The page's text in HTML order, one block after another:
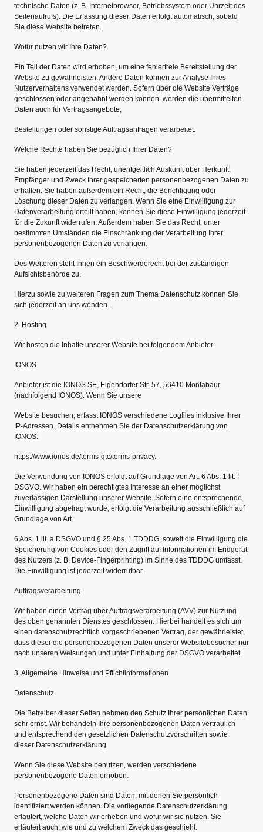
technische Daten (z. B. Internetbrowser, Betriebssystem oder Uhrzeit des
Seitenaufrufs). Die Erfassung dieser Daten erfolgt automatisch, sobald
Sie diese Website betreten.
Wofür nutzen wir Ihre Daten?
Ein Teil der Daten wird erhoben, um eine fehlerfreie Bereitstellung der
Website zu gewährleisten. Andere Daten können zur Analyse Ihres
Nutzerverhaltens verwendet werden. Sofern über die Website Verträge
geschlossen oder angebahnt werden können, werden die übermittelten
Daten auch für Vertragsangebote,
Bestellungen oder sonstige Auftragsanfragen verarbeitet.
Welche Rechte haben Sie bezüglich Ihrer Daten?
Sie haben jederzeit das Recht, unentgeltlich Auskunft über Herkunft,
Empfänger und Zweck Ihrer gespeicherten personenbezogenen Daten zu
erhalten. Sie haben außerdem ein Recht, die Berichtigung oder
Löschung dieser Daten zu verlangen. Wenn Sie eine Einwilligung zur
Datenverarbeitung erteilt haben, können Sie diese Einwilligung jederzeit
für die Zukunft widerrufen. Außerdem haben Sie das Recht, unter
bestimmten Umständen die Einschränkung der Verarbeitung Ihrer
personenbezogenen Daten zu verlangen.
Des Weiteren steht Ihnen ein Beschwerderecht bei der zuständigen
Aufsichtsbehörde zu.
Hierzu sowie zu weiteren Fragen zum Thema Datenschutz können Sie
sich jederzeit an uns wenden.
2. Hosting
Wir hosten die Inhalte unserer Website bei folgendem Anbieter:
IONOS
Anbieter ist die IONOS SE, Elgendorfer Str. 57, 56410 Montabaur
(nachfolgend IONOS). Wenn Sie unsere
Website besuchen, erfasst IONOS verschiedene Logfiles inklusive Ihrer
IP-Adressen. Details entnehmen Sie der Datenschutzerklärung von
IONOS:
https://www.ionos.de/terms-gtc/terms-privacy.
Die Verwendung von IONOS erfolgt auf Grundlage von Art. 6 Abs. 1 lit. f
DSGVO. Wir haben ein berechtigtes Interesse an einer möglichst
zuverlässigen Darstellung unserer Website. Sofern eine entsprechende
Einwilligung abgefragt wurde, erfolgt die Verarbeitung ausschließlich auf
Grundlage von Art.
6 Abs. 1 lit. a DSGVO und § 25 Abs. 1 TDDDG, soweit die Einwilligung die
Speicherung von Cookies oder den Zugriff auf Informationen im Endgerät
des Nutzers (z. B. Device-Fingerprinting) im Sinne des TDDDG umfasst.
Die Einwilligung ist jederzeit widerrufbar.
Auftragsverarbeitung
Wir haben einen Vertrag über Auftragsverarbeitung (AVV) zur Nutzung
des oben genannten Dienstes geschlossen. Hierbei handelt es sich um
einen datenschutzrechtlich vorgeschriebenen Vertrag, der gewährleistet,
dass dieser die personenbezogenen Daten unserer Websitebesucher nur
nach unseren Weisungen und unter Einhaltung der DSGVO verarbeitet.
3. Allgemeine Hinweise und Pflichtinformationen
Datenschutz
Die Betreiber dieser Seiten nehmen den Schutz Ihrer persönlichen Daten
sehr ernst. Wir behandeln Ihre personenbezogenen Daten vertraulich
und entsprechend den gesetzlichen Datenschutzvorschriften sowie
dieser Datenschutzerklärung.
Wenn Sie diese Website benutzen, werden verschiedene
personenbezogene Daten erhoben.
Personenbezogene Daten sind Daten, mit denen Sie persönlich
identifiziert werden können. Die vorliegende Datenschutzerklärung
erläutert, welche Daten wir erheben und wofür wir sie nutzen. Sie
erläutert auch, wie und zu welchem Zweck das geschieht.